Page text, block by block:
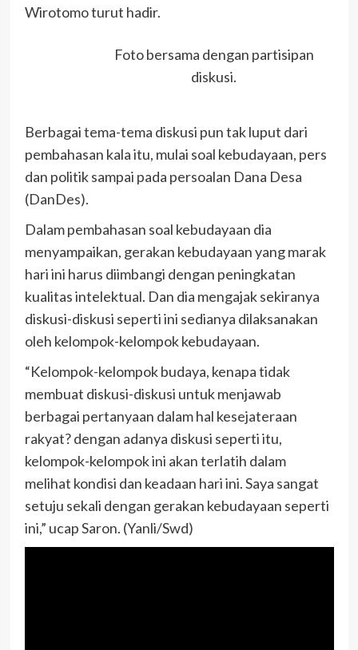
Wirotomo turut hadir.
Foto bersama dengan partisipan
diskusi.
Berbagai tema-tema diskusi pun tak luput dari
pembahasan kala itu, mulai soal kebudayaan, pers
dan politik sampai pada persoalan Dana Desa
(DanDes).
Dalam pembahasan soal kebudayaan dia
menyampaikan, gerakan kebudayaan yang marak
hari ini harus diimbangi dengan peningkatan
kualitas intelektual. Dan dia mengajak sekiranya
diskusi-diskusi seperti ini sedianya dilaksanakan
oleh kelompok-kelompok kebudayaan.
“Kelompok-kelompok budaya, kenapa tidak
membuat diskusi-diskusi untuk menjawab
berbagai pertanyaan dalam hal kesejateraan
rakyat? dengan adanya diskusi seperti itu,
kelompok-kelompok ini akan terlatih dalam
melihat kondisi dan keadaan hari ini. Saya sangat
setuju sekali dengan gerakan kebudayaan seperti
ini,” ucap Saron. (Yanli/Swd)